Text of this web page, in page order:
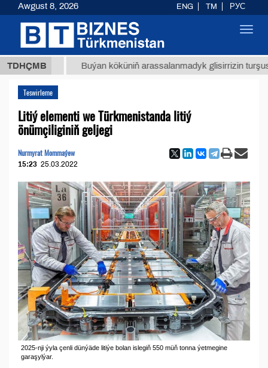
TDHÇMB
ТМТ Buýan köküniň arassalanmadyk glisirrizin turşusy (t.)
Teswirleme
Litiý elementi we Türkmenistanda litiý
önümçiliginiň geljegi
Nurmyrat Mommaýew
15:23 25.03.2022
2025-nji ýyla çenli dünýäde litiýe bolan islegiň 550 müň tonna ýetmegine
garaşylýar.
Awgust 8, 2026 ENG TM РУС